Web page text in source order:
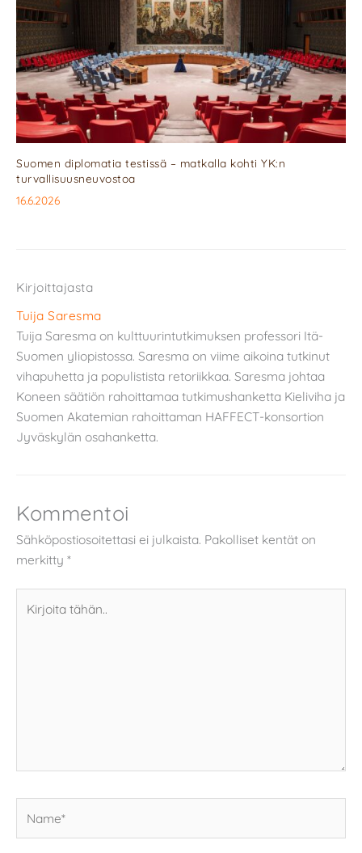
Suomen diplomatia testissä – matkalla kohti YK:n
turvallisuusneuvostoa
16.6.2026
Kirjoittajasta
Tuija Saresma
Tuija Saresma on kulttuurintutkimuksen professori Itä-
Suomen yliopistossa. Saresma on viime aikoina tutkinut
vihapuhetta ja populistista retoriikkaa. Saresma johtaa
Koneen säätiön rahoittamaa tutkimushanketta Kieliviha ja
Suomen Akatemian rahoittaman HAFFECT-konsortion
Jyväskylän osahanketta.
Kommentoi
Sähköpostiosoitettasi ei julkaista. Pakolliset kentät on
merkitty *
tähän..